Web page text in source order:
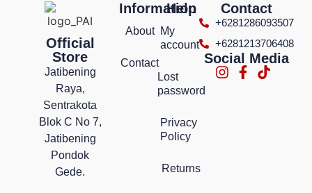
Official
Store
Jatibening
Raya,
Sentrakota
Blok C No 7,
Jatibening
Pondok
Gede.
Information
About
Contact
Help
My
account
Lost
password
Privacy
Policy
Returns
Contact
+6281286093507
+6281213706408
Social Media